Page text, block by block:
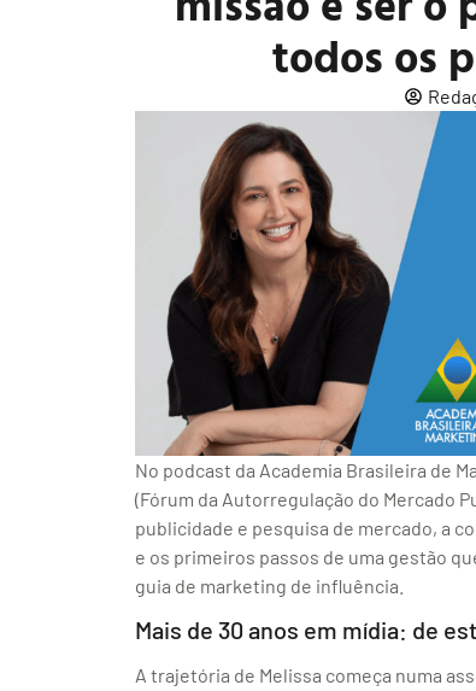
todos os
No podcast da Academia Brasileira de
(Fórum da Autorregulação do Mercado
publicidade e pesquisa de mercado, a
e os primeiros passos de uma gestão
guia de marketing de influência.
Mais de 30 anos em mídia: de
A trajetória de Melissa começa numa